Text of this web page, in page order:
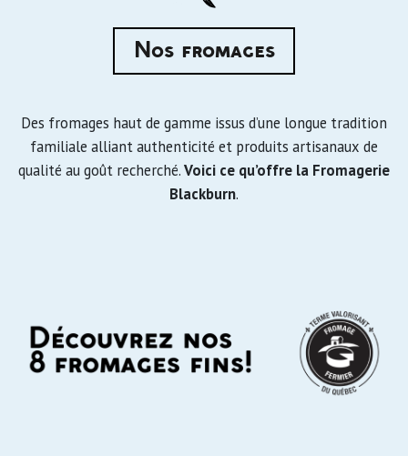
Nos fromages
Des fromages haut de gamme issus d’une longue tradition
familiale alliant authenticité et produits artisanaux de
qualité au goût recherché.Voici ce qu’offre la Fromagerie
Blackburn.